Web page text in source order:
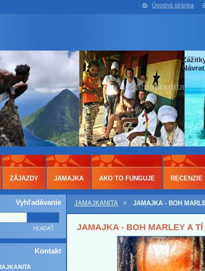
Úvodná stránka
Vyhľadávanie
Kontakt
JAMAJKANITA > JAMAJKA - BOH
JAMAJKA - BOH MARLEY A TÍ
ZÁJAZDY JAMAJKA AKO TO FUNGUJE RECENZIE